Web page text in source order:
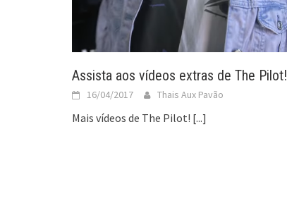
Assista aos vídeos extras de The Pilot!
16/04/2017 Thais Aux Pavão
Mais vídeos de The Pilot! [...]